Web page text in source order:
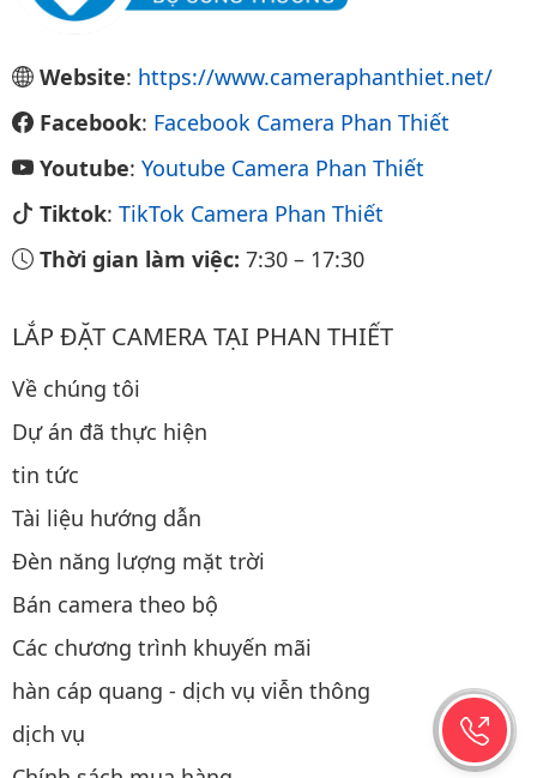
Website: https://www.cameraphanthiet.net/
Facebook: Facebook Camera Phan Thiết
Youtube: Youtube Camera Phan Thiết
Tiktok: TikTok Camera Phan Thiết
Thời gian làm việc: 7:30 – 17:30
LẮP ĐẶT CAMERA TẠI PHAN THIẾT
Về chúng tôi
Dự án đã thực hiện
tin tức
Tài liệu hướng dẫn
Đèn năng lượng mặt trời
Bán camera theo bộ
Các chương trình khuyến mãi
hàn cáp quang - dịch vụ viễn thông
dịch vụ